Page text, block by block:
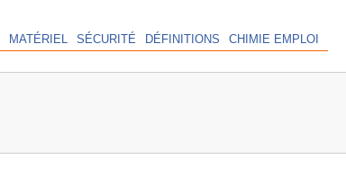
MATÉRIEL SÉCURITÉ DÉFINITIONS CHIMIE EMPLOI